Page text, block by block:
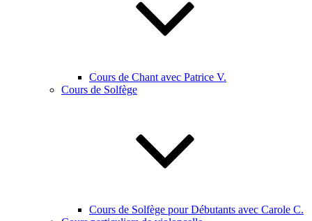
Cours de Chant avec Patrice V.
Cours de Solfège
Cours de Solfège pour Débutants avec Carole C.